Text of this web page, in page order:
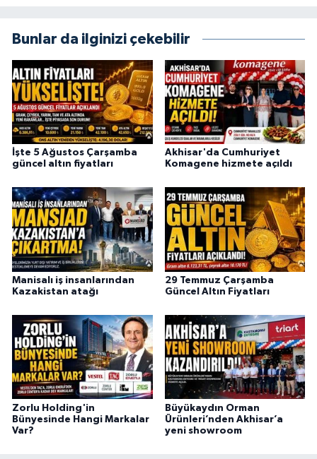
Bunlar da ilginizi çekebilir
İşte 5 Ağustos Çarşamba
güncel altın fiyatları
Akhisar'da Cumhuriyet
Komagene hizmete açıldı
Manisalı iş insanlarından
Kazakistan atağı
29 Temmuz Çarşamba
Güncel Altın Fiyatları
Zorlu Holding'in
Bünyesinde Hangi Markalar
Var?
Büyükaydın Orman
Ürünleri’nden Akhisar’a
yeni showroom